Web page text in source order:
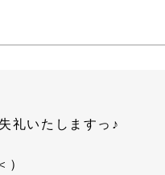
礼いたしますっ♪
）